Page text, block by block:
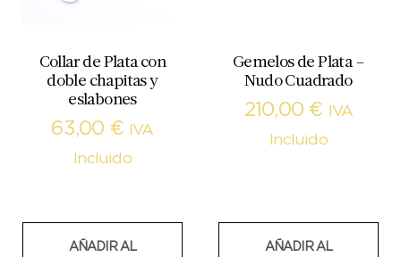
Collar de Plata con
doble chapitas y
eslabones
63,00 €
IVA
Incluido
AÑADIR AL
Gemelos de Plata –
Nudo Cuadrado
210,00 €
IVA
Incluido
AÑADIR AL